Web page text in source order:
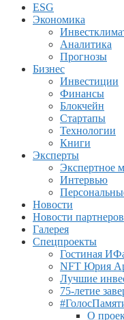
ESG
Экономика
Аналитика
Прогнозы
Бизнес
Инвестиции
Финансы
Блокчейн
Стартапы
Технологии
Книги
Эксперты
Экспертное
Интервью
Новости
Новости партнеров
Галерея
Спецпроекты
Гостиная
NFT Юрия
Лучшие
75-летие
О